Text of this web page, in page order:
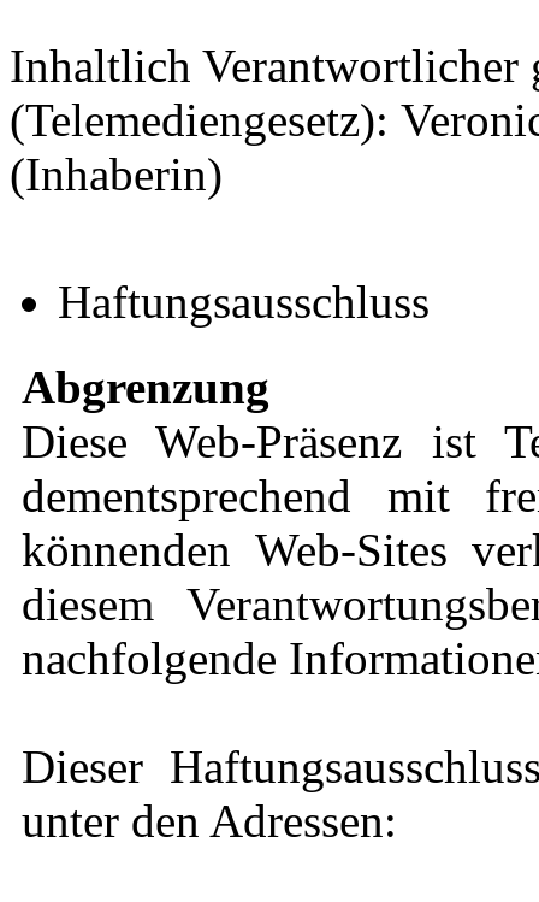
Inhaltlich Verantwortlicher
(Telemediengesetz):
(Inhaberin)
Haftungsausschluss
Abgrenzung
Diese Web-Präsenz ist
dementsprechend mit
könnenden Web-Sites
diesem
nachfolgende
Dieser
unter den Adressen: